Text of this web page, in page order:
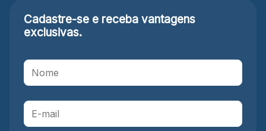
Cadastre-se e receba vantagens
exclusivas.